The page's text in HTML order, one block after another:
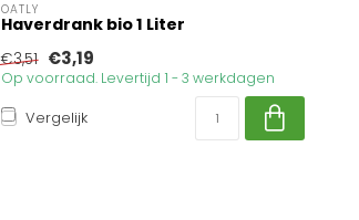
OATLY
Haverdrank bio 1 Liter
€3,51 €3,19
Op voorraad. Levertijd 1 - 3 werkdagen
Vergelijk